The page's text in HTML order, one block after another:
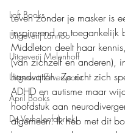
Loft Books
Uitgeverij Lannoo
Uitgeverij Melenhoff
Uitgeverij Zilverspoor
April Books
De Verhalenfabriek
Leven zonder je masker is
inspirerend en toegankelijk
Middleton deelt haar
(van zichzelf en anderen),
handvatten. Ze richt zich
ADHD en autisme maar
hoofdstuk aan
algemeen. Ik heb met dit